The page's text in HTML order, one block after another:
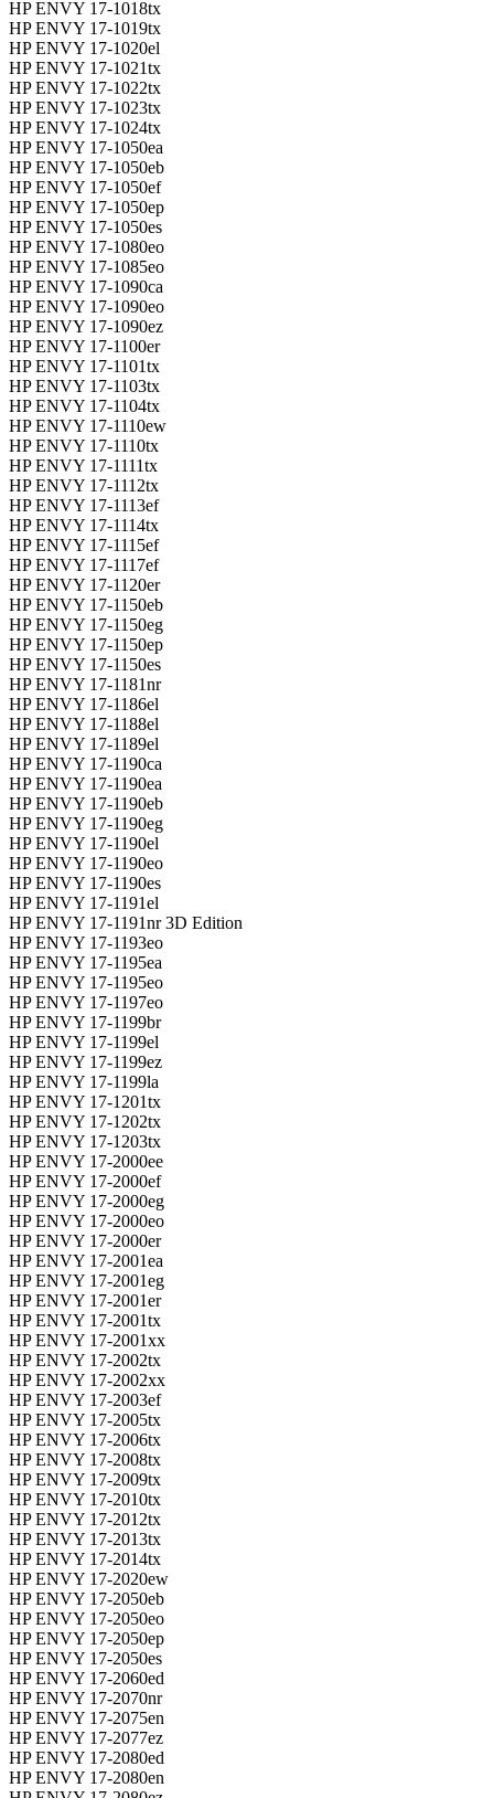
HP ENVY 17-1018tx
HP ENVY 17-1019tx
HP ENVY 17-1020el
HP ENVY 17-1021tx
HP ENVY 17-1022tx
HP ENVY 17-1023tx
HP ENVY 17-1024tx
HP ENVY 17-1050ea
HP ENVY 17-1050eb
HP ENVY 17-1050ef
HP ENVY 17-1050ep
HP ENVY 17-1050es
HP ENVY 17-1080eo
HP ENVY 17-1085eo
HP ENVY 17-1090ca
HP ENVY 17-1090eo
HP ENVY 17-1090ez
HP ENVY 17-1100er
HP ENVY 17-1101tx
HP ENVY 17-1103tx
HP ENVY 17-1104tx
HP ENVY 17-1110ew
HP ENVY 17-1110tx
HP ENVY 17-1111tx
HP ENVY 17-1112tx
HP ENVY 17-1113ef
HP ENVY 17-1114tx
HP ENVY 17-1115ef
HP ENVY 17-1117ef
HP ENVY 17-1120er
HP ENVY 17-1150eb
HP ENVY 17-1150eg
HP ENVY 17-1150ep
HP ENVY 17-1150es
HP ENVY 17-1181nr
HP ENVY 17-1186el
HP ENVY 17-1188el
HP ENVY 17-1189el
HP ENVY 17-1190ca
HP ENVY 17-1190ea
HP ENVY 17-1190eb
HP ENVY 17-1190eg
HP ENVY 17-1190el
HP ENVY 17-1190eo
HP ENVY 17-1190es
HP ENVY 17-1191el
HP ENVY 17-1191nr 3D Edition
HP ENVY 17-1193eo
HP ENVY 17-1195ea
HP ENVY 17-1195eo
HP ENVY 17-1197eo
HP ENVY 17-1199br
HP ENVY 17-1199el
HP ENVY 17-1199ez
HP ENVY 17-1199la
HP ENVY 17-1201tx
HP ENVY 17-1202tx
HP ENVY 17-1203tx
HP ENVY 17-2000ee
HP ENVY 17-2000ef
HP ENVY 17-2000eg
HP ENVY 17-2000eo
HP ENVY 17-2000er
HP ENVY 17-2001ea
HP ENVY 17-2001eg
HP ENVY 17-2001er
HP ENVY 17-2001tx
HP ENVY 17-2001xx
HP ENVY 17-2002tx
HP ENVY 17-2002xx
HP ENVY 17-2003ef
HP ENVY 17-2005tx
HP ENVY 17-2006tx
HP ENVY 17-2008tx
HP ENVY 17-2009tx
HP ENVY 17-2010tx
HP ENVY 17-2012tx
HP ENVY 17-2013tx
HP ENVY 17-2014tx
HP ENVY 17-2020ew
HP ENVY 17-2050eb
HP ENVY 17-2050eo
HP ENVY 17-2050ep
HP ENVY 17-2050es
HP ENVY 17-2060ed
HP ENVY 17-2070nr
HP ENVY 17-2075en
HP ENVY 17-2077ez
HP ENVY 17-2080ed
HP ENVY 17-2080en